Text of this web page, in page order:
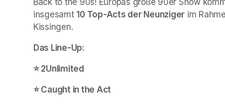
Back to the 90s! Europas große 90er Show
insgesamt 10 Top-Acts der Neunziger im
Kissingen.
Das Line-Up:
⭐️ 2Unlimited
⭐️ Caught in the Act